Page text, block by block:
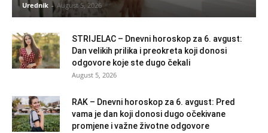
Urednik - August 5, 2026
STRIJELAC – Dnevni horoskop za 6. avgust:
Dan velikih prilika i preokreta koji donosi
odgovore koje ste dugo čekali
August 5, 2026
RAK – Dnevni horoskop za 6. avgust: Pred
vama je dan koji donosi dugo očekivane
promjene i važne životne odgovore